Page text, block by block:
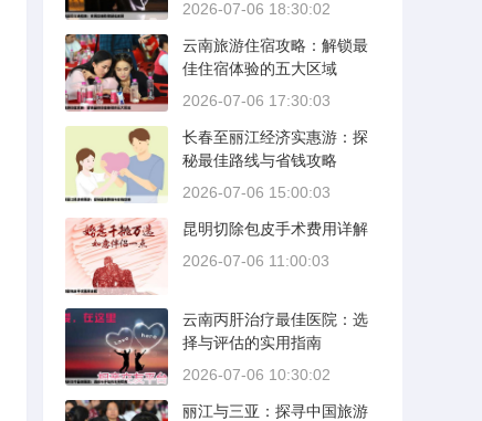
2026-07-06 18:30:02
云南旅游住宿攻略：解锁最
佳住宿体验的五大区域
2026-07-06 17:30:03
长春至丽江经济实惠游：探
秘最佳路线与省钱攻略
2026-07-06 15:00:03
昆明切除包皮手术费用详解
2026-07-06 11:00:03
云南丙肝治疗最佳医院：选
择与评估的实用指南
2026-07-06 10:30:02
丽江与三亚：探寻中国旅游